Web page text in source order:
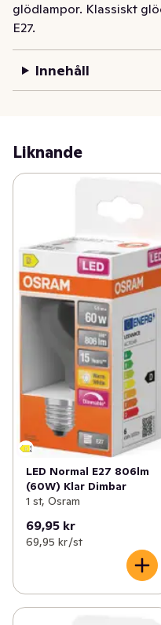
glödlampor. Klassiskt
E27.
Innehåll
Liknande
LED Normal E27 806lm
(60W) Klar Dimbar
1 st, Osram
69,95 kr
69,95 kr /st